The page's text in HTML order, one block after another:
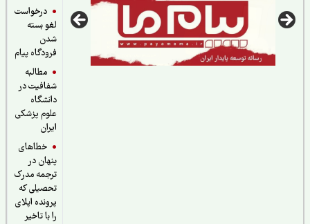
درخواست
لغو بسته
فرودگاه پیام
مطالبه
شفافیت در
دانشگاه
علوم پزشکی
خطاهای
پنهان در
ترجمه مدرک
تحصیلی که
پرونده اپلای
را با تاخیر